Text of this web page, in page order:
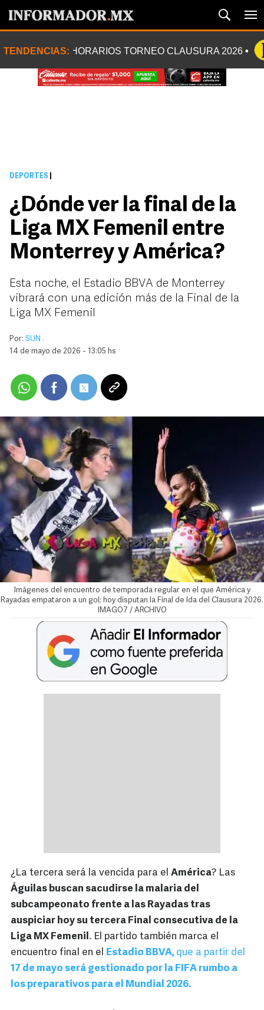
TENDENCIAS: HORARIOS TORNEO CLAUSURA 2026
DEPORTES
¿Dónde ver la final de la
Liga MX Femenil entre
Monterrey y América?
Esta noche, el Estadio BBVA de Monterrey
vibrará con una edición más de la Final de la
Liga MX Femenil
Por: SUN .
14 de mayo de 2026 - 13:05 hs
Imágenes del encuentro de temporada regular en el que América y
Rayadas empataron a un gol; hoy disputan la Final de Ida del Clausura 2026.
IMAGO7 / ARCHIVO
¿La tercera será la vencida para el América? Las
Águilas buscan sacudirse la malaria del
subcampeonato frente a las Rayadas tras
auspiciar hoy su tercera Final consecutiva de la
Liga MX Femenil. El partido también marca el
encuentro final en el Estadio BBVA, que a partir del
17 de mayo será gestionado por la FIFA rumbo a
los preparativos para el Mundial 2026.